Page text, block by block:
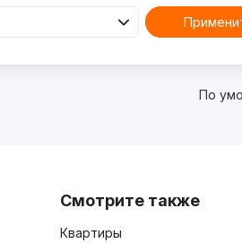
По
Смотрите также
Квартиры